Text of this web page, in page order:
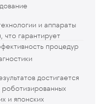
и аппараты
что гарантирует
процедур
достигается
и японских